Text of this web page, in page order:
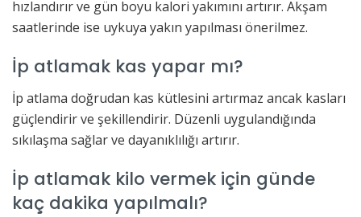
hızlandırır ve gün boyu kalori yakımını artırır. Akşam
saatlerinde ise uykuya yakın yapılması önerilmez.
İp atlamak kas yapar mı?
İp atlama doğrudan kas kütlesini artırmaz ancak kasları
güçlendirir ve şekillendirir. Düzenli uygulandığında
sıkılaşma sağlar ve dayanıklılığı artırır.
İp atlamak kilo vermek için günde
kaç dakika yapılmalı?